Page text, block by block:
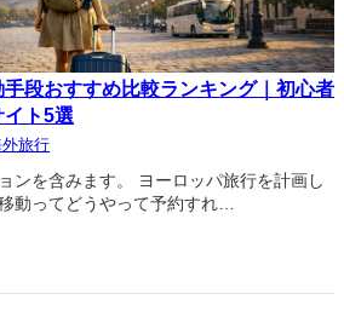
段おすすめ比較ランキング｜初心者
ト5選
旅行
ンを含みます。 ヨーロッパ旅行を計画し
動ってどうやって予約すれ…